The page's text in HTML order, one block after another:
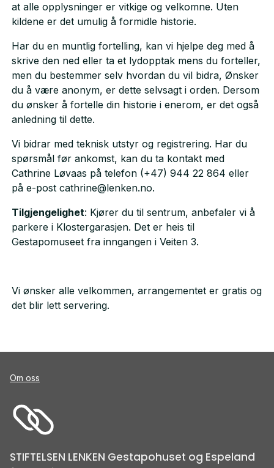
at alle opplysninger er vitkige og velkomne. Uten
kildene er det umulig å formidle historie.
Har du en muntlig fortelling, kan vi hjelpe deg med å
skrive den ned eller ta et lydopptak mens du forteller,
men du bestemmer selv hvordan du vil bidra, Ønsker
du å være anonym, er dette selvsagt i orden. Dersom
du ønsker å fortelle din historie i enerom, er det også
anledning til dette.
Vi bidrar med teknisk utstyr og registrering. Har du
spørsmål før ankomst, kan du ta kontakt med
Cathrine Løvaas på telefon (+47) 944 22 864 eller
på e-post cathrine@lenken.no.
Tilgjengelighet: Kjører du til sentrum, anbefaler vi å
parkere i Klostergarasjen. Det er heis til
Gestapomuseet fra inngangen i Veiten 3.
Vi ønsker alle velkommen, arrangementet er gratis og
det blir lett servering.
Om oss
STIFTELSEN LENKEN Gestapohuset og Espeland